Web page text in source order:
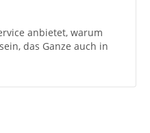
anbietet, warum
das Ganze auch in